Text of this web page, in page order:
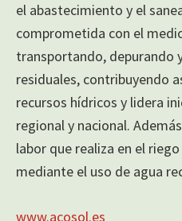
el abastecimiento y el
comprometida con el
transportando, depurando
residuales, contribuyendo
recursos hídricos y lidera
regional y nacional.
labor que realiza en el
mediante el uso de agua
www.acosol.es